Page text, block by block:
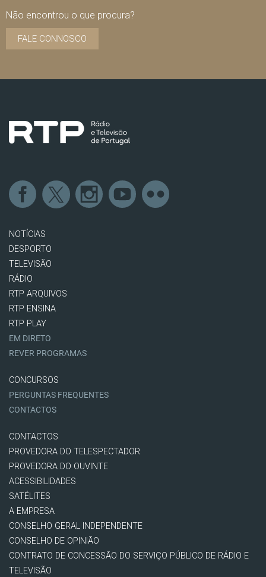
Não encontrou o que procura?
FALE CONNOSCO
NOTÍCIAS
DESPORTO
TELEVISÃO
RÁDIO
RTP ARQUIVOS
RTP ENSINA
RTP PLAY
EM DIRETO
REVER PROGRAMAS
CONCURSOS
PERGUNTAS FREQUENTES
CONTACTOS
CONTACTOS
PROVEDORA DO TELESPECTADOR
PROVEDORA DO OUVINTE
ACESSIBILIDADES
SATÉLITES
A EMPRESA
CONSELHO GERAL INDEPENDENTE
CONSELHO DE OPINIÃO
CONTRATO DE CONCESSÃO DO SERVIÇO PÚBLICO DE RÁDIO E
TELEVISÃO